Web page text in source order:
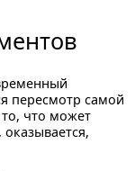
пересмотр самой
что может